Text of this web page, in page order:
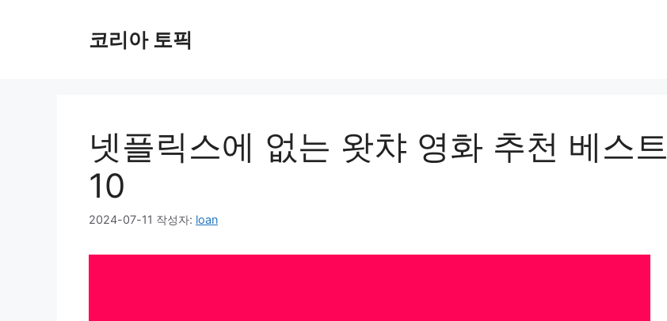
코리아 토픽
넷플릭스에 없는 왓챠 영화 추천 베스트
10
2024-07-11 작성자: loan